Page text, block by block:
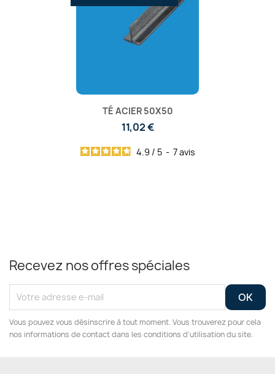
TÉ ACIER 50X50
11,02 €
4.9 / 5 - 7avis
Recevez nos offres spéciales
Vous pouvez vous désinscrire à tout moment. Vous trouverez pour cela
nos informations de contact dans les conditions d'utilisation du site.